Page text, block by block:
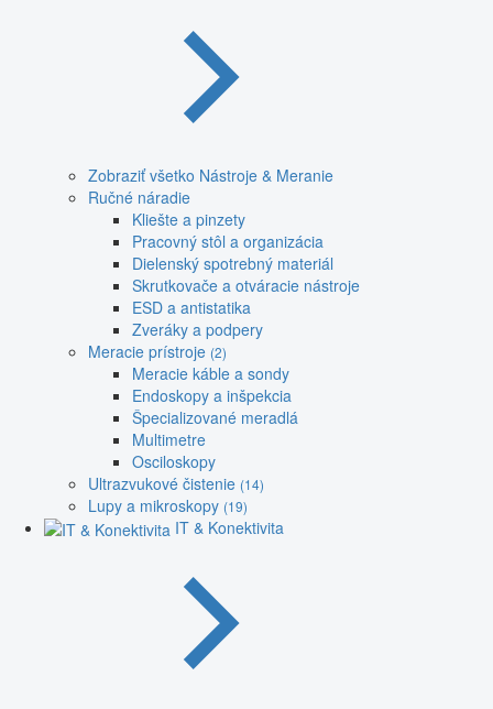
Zobraziť všetko Nástroje & Meranie
Ručné náradie
Kliešte a pinzety
Pracovný stôl a organizácia
Dielenský spotrebný materiál
Skrutkovače a otváracie nástroje
ESD a antistatika
Zveráky a podpery
Meracie prístroje (2)
Meracie káble a sondy
Endoskopy a inšpekcia
Špecializované meradlá
Multimetre
Osciloskopy
Ultrazvukové čistenie (14)
Lupy a mikroskopy (19)
IT & Konektivita